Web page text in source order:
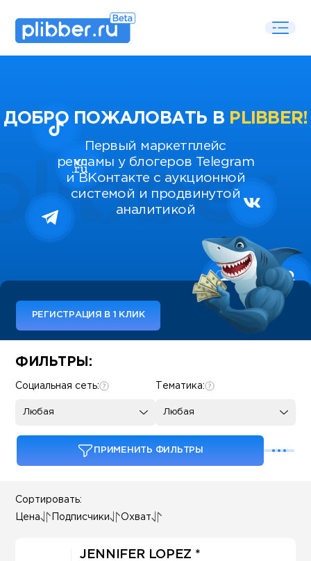
ДОБРО ПОЖАЛОВАТЬ В PLIBBER!
Первый маркетплейс
рекламы у блогеров Telegram
и ВКонтакте с аукционной
системой и продвинутой
аналитикой
РЕГИСТРАЦИЯ В 1 КЛИК
Some SEO Title
ФИЛЬТРЫ:
Тематика:
Любая
Социальная сеть:
Любая
ПРИМЕНИТЬ ФИЛЬТРЫ
Сортировать:
Цена Подписчики Охват
JENNIFER LOPEZ *